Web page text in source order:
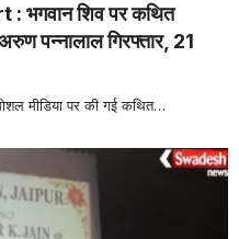
शिव पर कथित
पन्नालाल गिरफ्तार, 21
मीडिया पर की गई कथित…